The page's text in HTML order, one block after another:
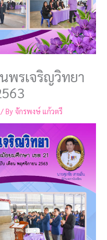
พรเจริญวิทยา
/ By จักรพงษ์ แก้วตรี